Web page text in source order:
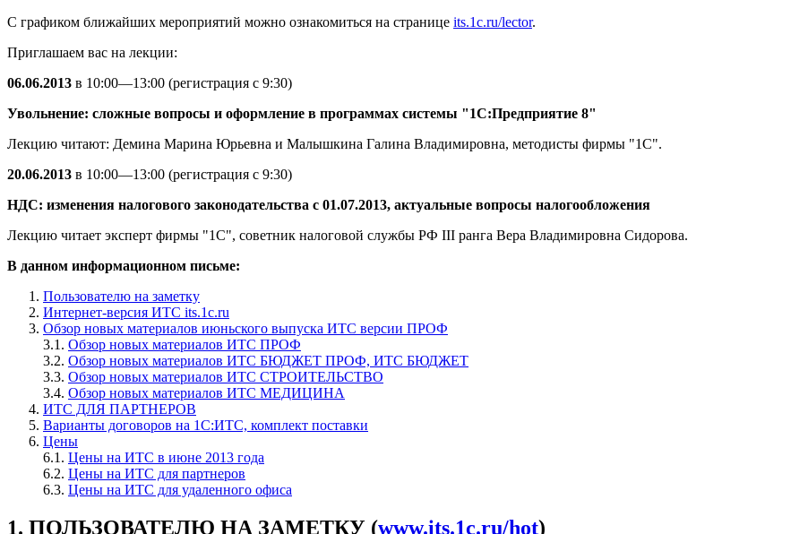
С графиком ближайших мероприятий можно ознакомиться на странице its.1c.ru/lector.
Приглашаем вас на лекции:
06.06.2013 в 10:00—13:00 (регистрация с 9:30)
Увольнение: сложные вопросы и оформление в программах системы "1С:Предприятие 8"
Лекцию читают: Демина Марина Юрьевна и Малышкина Галина Владимировна, методисты фирмы "1С".
20.06.2013 в 10:00—13:00 (регистрация с 9:30)
НДС: изменения налогового законодательства с 01.07.2013, актуальные вопросы налогообложения
Лекцию читает эксперт фирмы "1С", советник налоговой службы РФ III ранга Вера Владимировна Сидорова.
В данном информационном письме:
Пользователю на заметку
Интернет-версия ИТС its.1c.ru
Обзор новых материалов июньского выпуска ИТС версии ПРОФ
3.1. Обзор новых материалов ИТС ПРОФ
3.2. Обзор новых материалов ИТС БЮДЖЕТ ПРОФ, ИТС БЮДЖЕТ
3.3. Обзор новых материалов ИТС СТРОИТЕЛЬСТВО
3.4. Обзор новых материалов ИТС МЕДИЦИНА
ИТС ДЛЯ ПАРТНЕРОВ
Варианты договоров на 1С:ИТС, комплект поставки
Цены
6.1. Цены на ИТС в июне 2013 года
6.2. Цены на ИТС для партнеров
6.3. Цены на ИТС для удаленного офиса
1. ПОЛЬЗОВАТЕЛЮ НА ЗАМЕТКУ (www.its.1c.ru/hot)